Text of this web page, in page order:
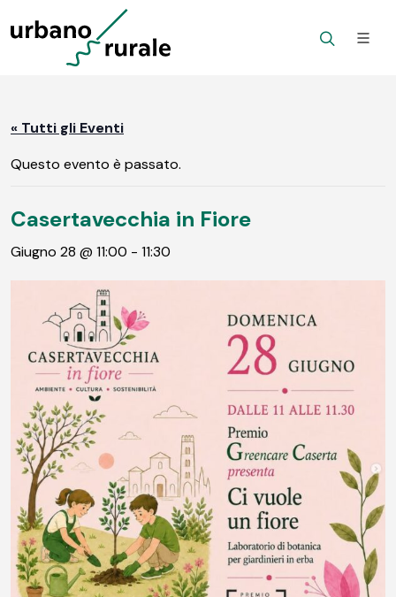
« Tutti gli Eventi
Questo evento è passato.
Casertavecchia in Fiore
Giugno 28 @ 11:00 - 11:30